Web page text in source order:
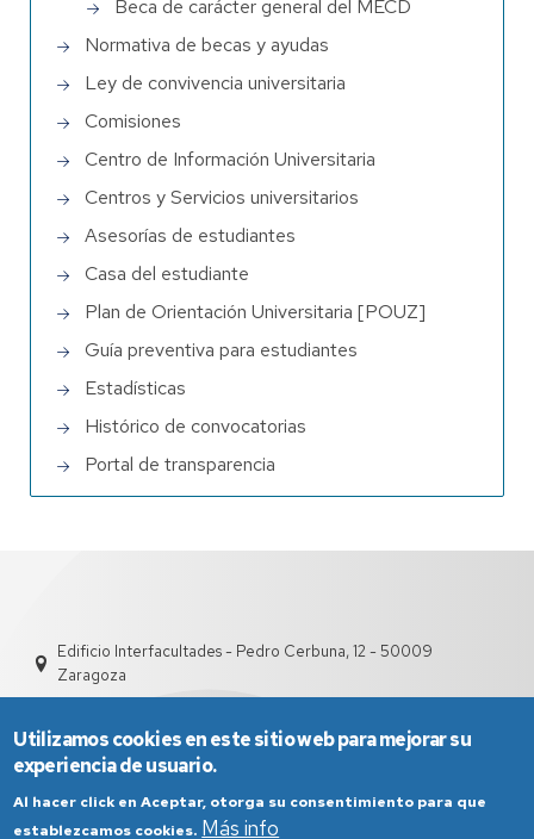
Beca de carácter general del MECD
Normativa de becas y ayudas
Ley de convivencia universitaria
Comisiones
Centro de Información Universitaria
Centros y Servicios universitarios
Asesorías de estudiantes
Casa del estudiante
Plan de Orientación Universitaria [POUZ]
Guía preventiva para estudiantes
Estadísticas
Histórico de convocatorias
Portal de transparencia
Edificio Interfacultades - Pedro Cerbuna, 12 - 50009
Zaragoza
Utilizamos cookies en este sitio web para mejorar su
experiencia de usuario.
Al hacer click en Aceptar, otorga su consentimiento para que
establezcamos cookies. Más info